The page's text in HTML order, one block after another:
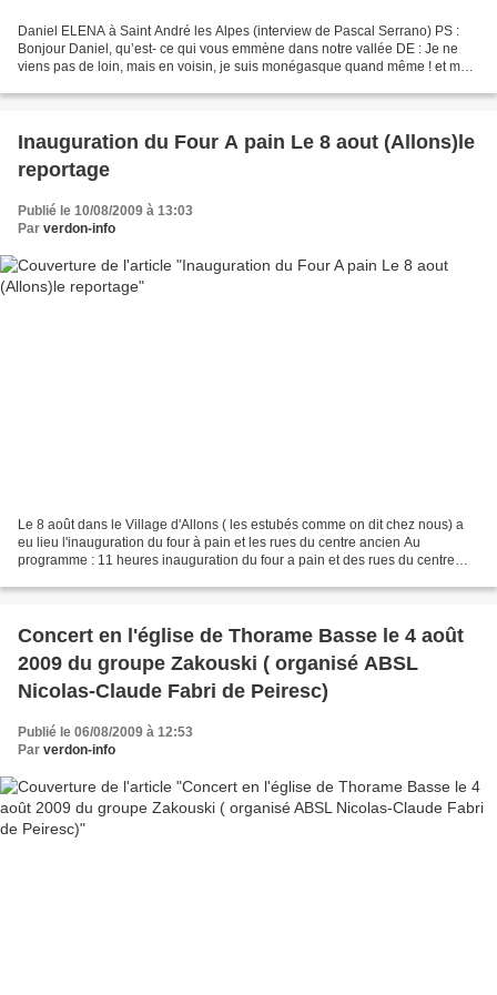
Daniel ELENA à Saint André les Alpes (interview de Pascal Serrano) PS :
Bonjour Daniel, qu’est- ce qui vous emmène dans notre vallée DE : Je ne
viens pas de loin, mais en voisin, je suis monégasque quand même ! et ma
Inauguration du Four A pain Le 8 aout (Allons)le
reportage
Publié le 10/08/2009 à 13:03
Par verdon-info
Le 8 août dans le Village d'Allons ( les estubés comme on dit chez nous) a
eu lieu l'inauguration du four à pain et les rues du centre ancien Au
programme : 11 heures inauguration du four a pain et des rues du centre
Concert en l'église de Thorame Basse le 4 août
2009 du groupe Zakouski ( organisé ABSL
Nicolas-Claude Fabri de Peiresc)
Publié le 06/08/2009 à 12:53
Par verdon-info